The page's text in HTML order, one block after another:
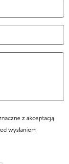
z akceptacją
wysłaniem